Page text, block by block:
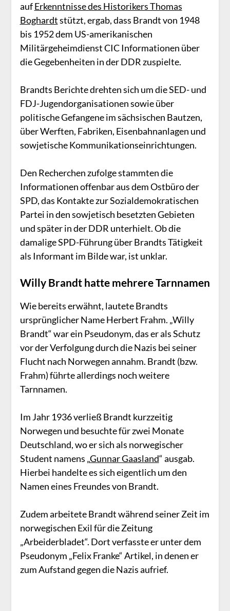
aufErkenntnisse des Historikers Thomas
Boghardtstützt, ergab, dass Brandt von 1948
bis 1952 dem US-amerikanischen
Militärgeheimdienst CIC Informationen über
die Gegebenheiten in der DDR zuspielte.
Brandts Berichte drehten sich um die SED- und
FDJ-Jugendorganisationen sowie über
politische Gefangene im sächsischen Bautzen,
über Werften, Fabriken, Eisenbahnanlagen und
sowjetische Kommunikationseinrichtungen.
Den Recherchen zufolge stammten die
Informationen offenbar aus dem Ostbüro der
SPD, das Kontakte zur Sozialdemokratischen
Partei in den sowjetisch besetzten Gebieten
und später in der DDR unterhielt. Ob die
damalige SPD-Führung über Brandts Tätigkeit
als Informant im Bilde war, ist unklar.
Willy Brandt hatte mehrere Tarnnamen
Wie bereits erwähnt, lautete Brandts
ursprünglicher Name Herbert Frahm. „Willy
Brandt“ war ein Pseudonym, das er als Schutz
vor der Verfolgung durch die Nazis bei seiner
Flucht nach Norwegen annahm. Brandt (bzw.
Frahm) führte allerdings noch weitere
Tarnnamen.
Im Jahr 1936 verließ Brandt kurzzeitig
Norwegen und besuchte für zwei Monate
Deutschland, wo er sich als norwegischer
Student namens „Gunnar Gaasland“ ausgab.
Hierbei handelte es sich eigentlich um den
Namen eines Freundes von Brandt.
Zudem arbeitete Brandt während seiner Zeit im
norwegischen Exil für die Zeitung
„Arbeiderbladet“. Dort verfasste er unter dem
Pseudonym „Felix Franke“ Artikel, in denen er
zum Aufstand gegen die Nazis aufrief.